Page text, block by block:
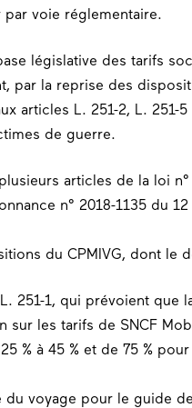
par voie réglementaire.
législative des tarifs
par la reprise des
articles L. 251-2, L. 251-
de guerre.
articles de la loi n°
n° 2018-1135 du
du CPMIVG, dont le
251-1, qui prévoient que
sur les tarifs de SNCF
% à 45 % et de 75 %
voyage pour le guide